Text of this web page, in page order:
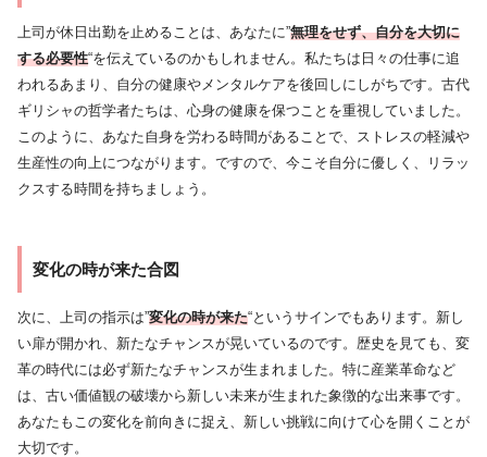
上司が休日出勤を止めることは、あなたに”無理をせず、自分を大切に
する必要性“を伝えているのかもしれません。私たちは日々の仕事に追
われるあまり、自分の健康やメンタルケアを後回しにしがちです。古代
ギリシャの哲学者たちは、心身の健康を保つことを重視していました。
このように、あなた自身を労わる時間があることで、ストレスの軽減や
生産性の向上につながります。ですので、今こそ自分に優しく、リラッ
クスする時間を持ちましょう。
変化の時が来た合図
次に、上司の指示は”変化の時が来た“というサインでもあります。新し
い扉が開かれ、新たなチャンスが晃いているのです。歴史を見ても、変
革の時代には必ず新たなチャンスが生まれました。特に産業革命など
は、古い価値観の破壊から新しい未来が生まれた象徴的な出来事です。
あなたもこの変化を前向きに捉え、新しい挑戦に向けて心を開くことが
大切です。